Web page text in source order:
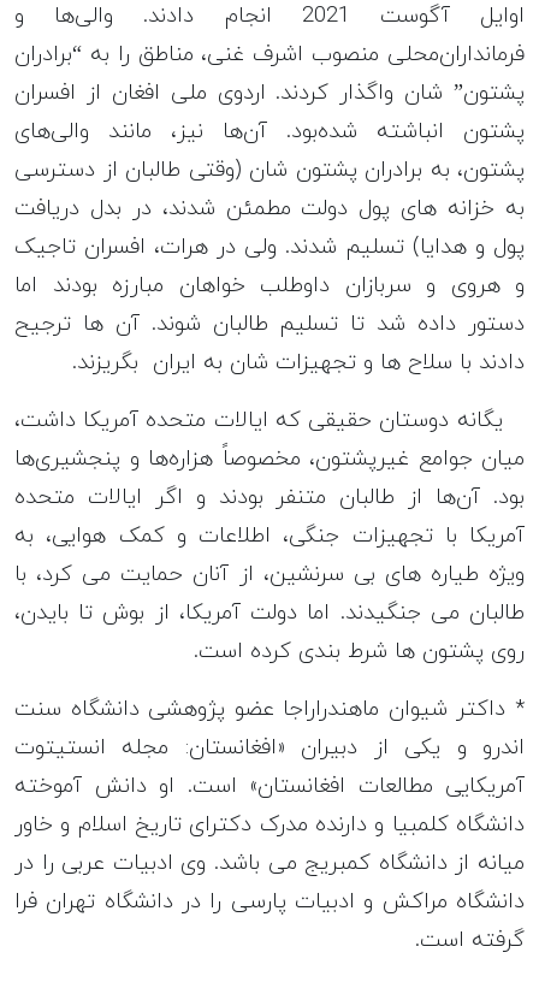
اوایل آگوست 2021 انجام دادند. والی‌ها و
فرمانداران‌محلی منصوب اشرف غنی، مناطق را به “برادران
پشتون” شان واگذار کردند. اردوی ملی افغان از افسران
پشتون انباشته شده‌بود. آن‌ها نیز، مانند والی‌های
پشتون، به برادران پشتون شان (وقتی طالبان از دسترسی
به خزانه های پول دولت مطمئن شدند، در بدل دریافت
پول و هدایا) تسلیم شدند. ولی در هرات، افسران تاجیک
و هروی و سربازان داوطلب خواهان مبارزه بودند اما
دستور داده شد تا تسلیم طالبان شوند. آن ها ترجیح
دادند با سلاح ها و تجهیزات شان به ایران بگریزند.
یگانه دوستان حقیقی که ایالات متحده آمریکا داشت،
میان جوامع غیر‌پشتون، مخصوصاً هزاره‌ها و پنجشیری‌ها
بود. آن‌ها از طالبان متنفر بودند و اگر ایالات متحده
آمریکا با تجهیزات جنگی، اطلاعات و کمک هوایی، به
ویژه طیاره های بی سرنشین، از آنان حمایت می کرد، با
طالبان می جنگیدند. اما دولت آمریکا، از بوش تا بایدن،
روی پشتون ها شرط بندی کرده است.
* داکتر شیوان ماهندراراجا عضو پژوهشی دانشگاه سنت
اندرو و یکی از دبیران «افغانستان: مجله انستیتوت
آمریکایی مطالعات افغانستان» است. او دانش آموخته
دانشگاه کلمبیا و دارنده مدرک دکترای تاریخ اسلام و خاور
میانه از دانشگاه کمبریج می باشد. وی ادبیات عربی را در
دانشگاه مراکش و ادبیات پارسی را در دانشگاه تهران فرا
گرفته است.